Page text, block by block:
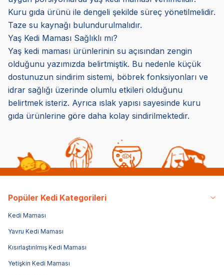
Kuru gıda ürünü ile dengeli şekilde süreç yönetilmelidir.
Taze su kaynağı bulundurulmalıdır.
Yaş Kedi Maması Sağlıklı mı?
Yaş kedi maması ürünlerinin su açısından zengin
olduğunu yazımızda belirtmiştik. Bu nedenle küçük
dostunuzun sindirim sistemi, böbrek fonksiyonları ve
idrar sağlığı üzerinde olumlu etkileri olduğunu
belirtmek isteriz. Ayrıca ıslak yapısı sayesinde kuru
gıda ürünlerine göre daha kolay sindirilmektedir.
Popüler Kedi Kategorileri
Kedi Maması
Yavru Kedi Maması
Kısırlaştırılmış Kedi Maması
Yetişkin Kedi Maması